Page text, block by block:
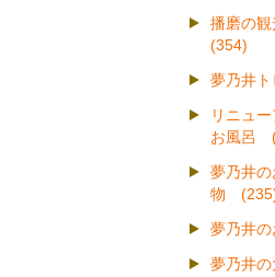
播磨の
(354)
夢乃井
リニュ
お風呂
夢乃井
物
夢乃井
夢乃井